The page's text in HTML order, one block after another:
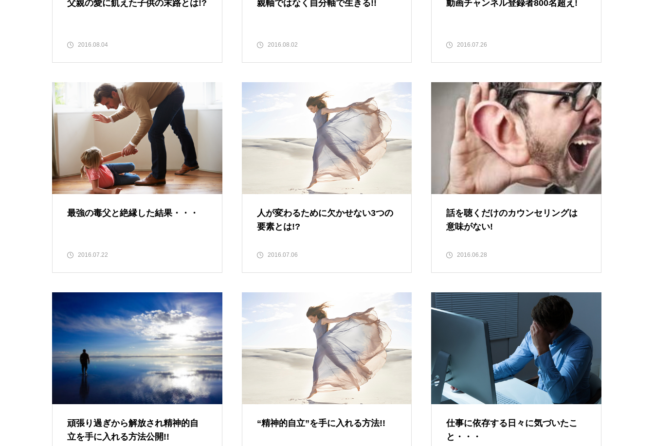
父親の愛に飢えた子供の末路とは!?
2016.08.04
親軸ではなく自分軸で生きる!!
2016.08.02
動画チャンネル登録者800名超え!
2016.07.26
最強の毒父と絶縁した結果・・・
2016.07.22
人が変わるために欠かせない3つの
要素とは!?
2016.07.06
話を聴くだけのカウンセリングは
意味がない!
2016.06.28
頑張り過ぎから解放され精神的自
立を手に入れる方法公開!!
“精神的自立”を手に入れる方法!!
仕事に依存する日々に気づいたこ
と・・・